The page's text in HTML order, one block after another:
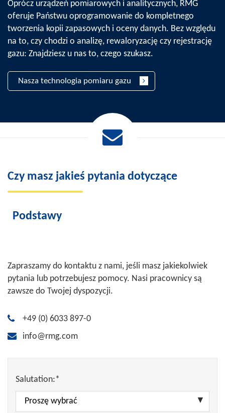
Oprócz urządzeń pomiarowych i analitycznych, RMG
oferuje Państwu oprogramowanie do kompletnego
tworzenia kopii zapasowych i oceny danych. Bez względu
na to, czy chodzi o analizę, rewaloryzację czy rejestrację
gazu: Znajdziesz u nas to, czego szukasz.
Nasza technologia pomiaru gazu
Czy masz jakieś pytania dotyczące
Podstawy
Zapraszamy do kontaktu z nami, jeśli masz jakiekolwiek
pytania lub potrzebujesz pomocy. Nasi pracownicy są
zawsze do Twojej dyspozycji.
+49 (0) 6033 897-0
info@rmg.com
Salutation:*